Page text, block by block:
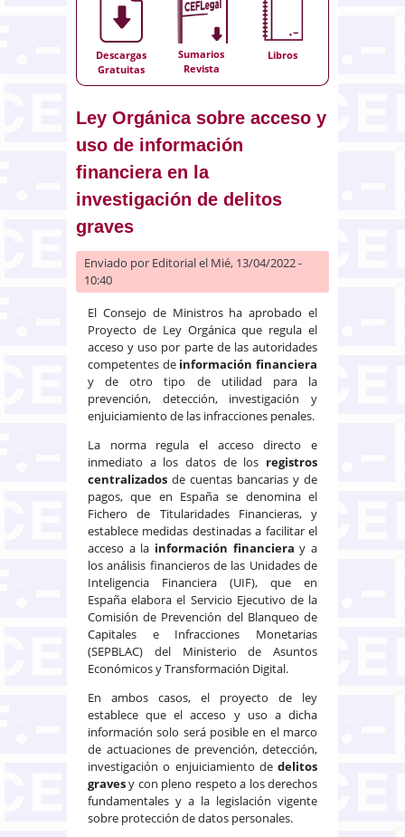
Descargas
Gratuitas
Sumarios
Revista
Libros
Ley Orgánica sobre acceso y
uso de información
financiera en la
investigación de delitos
graves
Enviado por Editorialel Mié, 13/04/2022 -
10:40
El Consejo de Ministros ha aprobado el
Proyecto de Ley Orgánica que regula el
acceso y uso por parte de las autoridades
competentes de información financiera
y de otro tipo de utilidad para la
prevención, detección, investigación y
enjuiciamiento de las infracciones penales.
La norma regula el acceso directo e
inmediato a los datos de los registros
centralizados de cuentas bancarias y de
pagos, que en España se denomina el
Fichero de Titularidades Financieras, y
establece medidas destinadas a facilitar el
acceso a la información financiera y a
los análisis financieros de las Unidades de
Inteligencia Financiera (UIF), que en
España elabora el Servicio Ejecutivo de la
Comisión de Prevención del Blanqueo de
Capitales e Infracciones Monetarias
(SEPBLAC) del Ministerio de Asuntos
Económicos y Transformación Digital.
En ambos casos, el proyecto de ley
establece que el acceso y uso a dicha
información solo será posible en el marco
de actuaciones de prevención, detección,
investigación o enjuiciamiento de delitos
gravesy con pleno respeto a los derechos
fundamentales y a la legislación vigente
sobre protección de datos personales.